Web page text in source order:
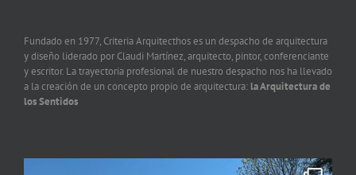
Fundado en 1977, Criteria Arquitecthos es un despacho de arquitectura
y diseño liderado por Claudi Martínez, arquitecto, pintor, conferenciante
y escritor. La trayectoria profesional de nuestro despacho nos ha llevado
a la creación de un concepto propio de arquitectura: la Arquitectura de
los Sentidos